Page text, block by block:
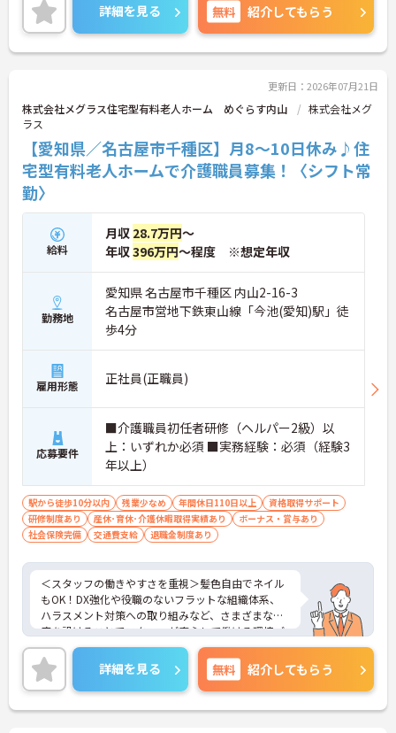
＜ライフスタイルに合わせた勤務形態＞夜勤ありの
シフト常勤、日勤専従、夜勤専従といったさまざま
な働き方が設定されている法人です。
＜チームで連携しながらのお仕事＞一人ひとりが主
野は互いで補い合うなど、チームとしてしっかりと
連携を取りながら日々の業務に努められています。
ご興味のある方には、面接対策ポイント等、さらに
詳細をお話ししますのでお気軽にご相談ください！
詳細を見る 無料 紹介してもらう
更新日：2026年07月21日
株式会社メグラス住宅型有料老人ホーム めぐらす内山
株式会社メグ
ラス
【愛知県／名古屋市千種区】月8～10日休み♪住
宅型有料老人ホームで介護職員募集！〈シフト常
勤〉
給料
月収 28.7万円～
年収396万円～程度 ※想定年収
勤務地
愛知県 名古屋市千種区 内山2-16-3
名古屋市営地下鉄東山線「今池(愛知)駅」徒
歩4分
雇用形態 正社員(正職員)
応募要件
■介護職員初任者研修（ヘルパー2級）以
上：いずれか必須 ■実務経験：必須（経験3
年以上）
駅から徒歩10分以内 残業少なめ 年間休日110日以上
資格取得サポート
研修制度あり
産休･育休･介護休暇取得実績あり
ボーナス・賞与あり
社会保険完備
交通費支給 退職金制度あり
＜スタッフの働きやすさを重視＞髪色自由でネイル
もOK！DX強化や役職のないフラットな組織体系、
ハラスメント対策への取り組みなど、さまざまな制
度を設けることでスタッフが安心して働ける環境づ
くりに取り組まれています。
＜ライフスタイルに合わせた勤務形態＞夜勤ありの
シフト常勤、日勤専従、夜勤専従といったさまざま
な働き方が設定されている法人です。
＜チームで連携しながらのお仕事＞一人ひとりが主
詳細を見る 無料 紹介してもらう